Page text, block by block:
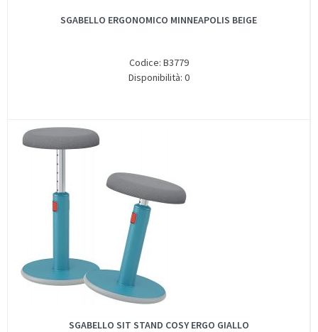
SGABELLO ERGONOMICO MINNEAPOLIS BEIGE
Codice: B3779
Disponibilità: 0
SGABELLO SIT STAND COSY ERGO GIALLO